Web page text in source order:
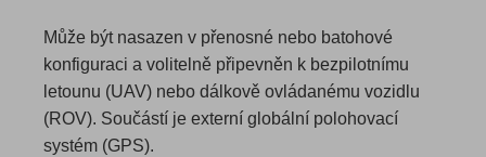
Může být nasazen v přenosné nebo batohové
konfiguraci a volitelně připevněn k bezpilotnímu
letounu (UAV) nebo dálkově ovládanému vozidlu
(ROV). Součástí je externí globální polohovací
systém (GPS).